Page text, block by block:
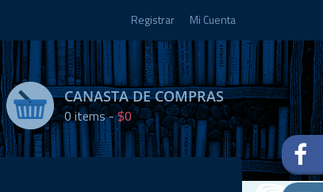
Registrar Mi Cuenta
CANASTA DE COMPRAS
0items -$0